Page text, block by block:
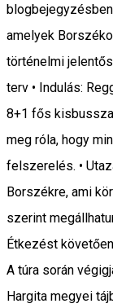
amelyek
történelmi
terv • Indulás:
8+1 fős
meg róla, hogy
felszerelés. •
Borszékre, ami
szerint
Étkezést
A túra során
Hargita megyei